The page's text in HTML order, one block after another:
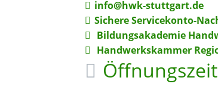
info@hwk-stuttgart.de
Sichere Servicekonto-
Bildungsakademie
Handwerkskammer